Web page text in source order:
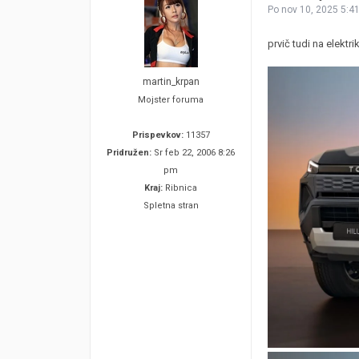
martin_krpan
Mojster foruma
Prispevkov:11357
Pridružen: Sr feb 22, 2006 8:26
pm
Kraj: Ribnica
Spletna stran
Po nov 10, 2025
prvič tudi na